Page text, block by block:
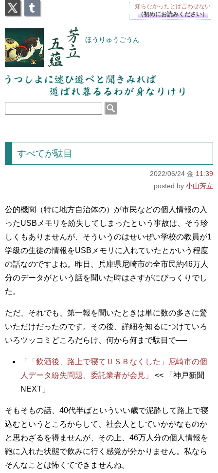
芳立五蘊 ほうりゅうごうん
うつしよに迷ひ遊べと聞きみれば遊ばれ暮るるわが
身なりけり
すべてが駄目
2022/06/24 金 11:39
小山芳立
公的機関（特に地方自治体の）が市民などの個人情報の入
ったUSBメモリを紛失してしまったという事故は、そう珍
しくもありませんが、そういうのはせいぜい学校の教員が1
学級の生徒の情報をUSBメモリに入れていたとかいう程度
の話なのですよね。昨日、兵庫県尼崎市の全市民約46万人
分のデータがという話を聞いた時はさすがにびっくりでし
た。
ただ、それでも、第一報を聞いたときは単に数の多さに驚
いただけだったのです。その後、詳細を知るにつけていろ
いろツッコミどころだらけ、何から何まで駄目で──
「「飲酒後、路上で寝てＵＳＢなくした」尼崎市の個
人データ紛失問題、委託業者が会見」
<< 「神戸新聞
NEXT」
そもそもの話、40代半ばといういい歳で泥酔して路上で寝
込むというところからして、社会人としていかがなものか
と思わざるを得ませんが、その上、46万人分の個人情報を
鞄に入れた状態で飲みに行く感覚が分かりません。私なら
そんなことは怖くてできませんね。
知らなかったとは言わせない
（初めにお読みください）
X Tumblr